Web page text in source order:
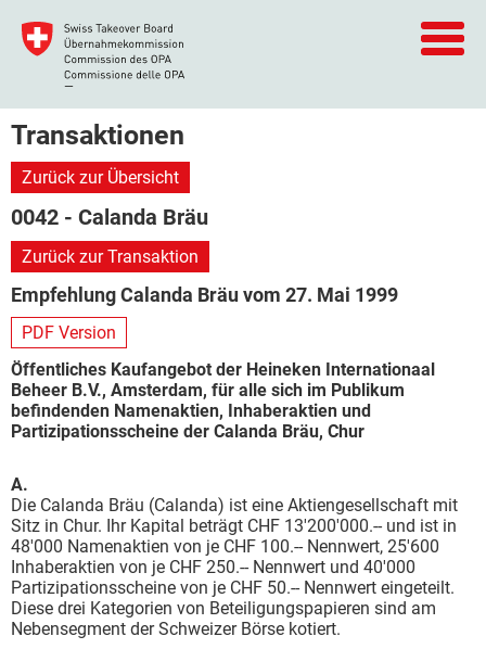
Transaktionen
Zurück zur Übersicht
0042 - Calanda Bräu
Zurück zur Transaktion
Empfehlung Calanda Bräu vom 27. Mai 1999
PDF Version
Öffentliches Kaufangebot der Heineken Internationaal
Beheer B.V., Amsterdam, für alle sich im Publikum
befindenden Namenaktien, Inhaberaktien und
Partizipationsscheine der Calanda Bräu, Chur
A.
Die Calanda Bräu (Calanda) ist eine Aktiengesellschaft mit
Sitz in Chur. Ihr Kapital beträgt CHF 13'200'000.-- und ist in
48'000 Namenaktien von je CHF 100.-- Nennwert, 25'600
Inhaberaktien von je CHF 250.-- Nennwert und 40'000
Partizipationsscheine von je CHF 50.-- Nennwert eingeteilt.
Diese drei Kategorien von Beteiligungspapieren sind am
Nebensegment der Schweizer Börse kotiert.